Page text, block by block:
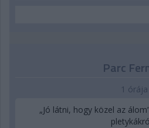
Parc
1 órája
„Jó látni, hogy közel az